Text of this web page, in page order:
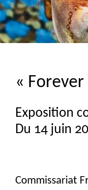
« Forever
Exposition
Du 14 juin
Commissariat